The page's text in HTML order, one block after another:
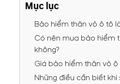
Mục lục
Bảo hiểm thân vỏ ô tô
Có nên mua bảo hiểm
không?
Giá bảo hiểm thân vỏ
Những điều cần biết